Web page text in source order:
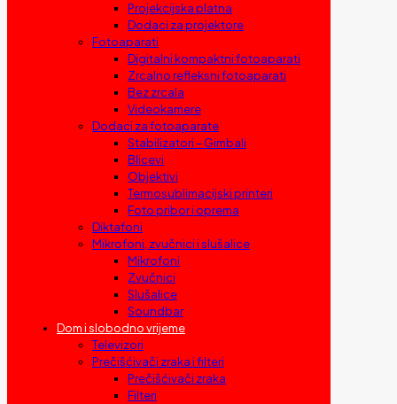
Projekcijska platna
Dodaci za projektore
Fotoaparati
Digitalni kompaktni fotoaparati
Zrcalno refleksni fotoaparati
Bez zrcala
Videokamere
Dodaci za fotoaparate
Stabilizatori – Gimbali
Blicevi
Objektivi
Termosublimacijski printeri
Foto pribor i oprema
Diktafoni
Mikrofoni, zvučnici i slušalice
Mikrofoni
Zvučnici
Slušalice
Soundbar
Dom i slobodno vrijeme
Televizori
Prečišćivači zraka i filteri
Prečišćivači zraka
Filteri